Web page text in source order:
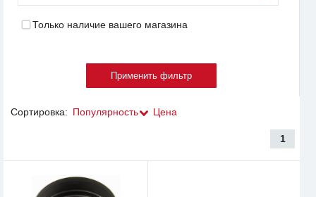
Только наличие вашего магазина
Сортировка: Популярность Цена
1